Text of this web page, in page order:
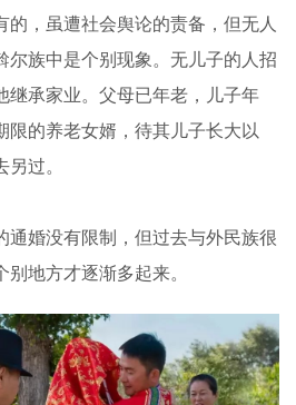
的，虽遭社会舆论的责备，但无人
尔族中是个别现象。无儿子的人招
继承家业。父母已年老，儿子年
限的养老女婿，待其儿子长大以
过。
通婚没有限制，但过去与外民族很
地方才逐渐多起来。